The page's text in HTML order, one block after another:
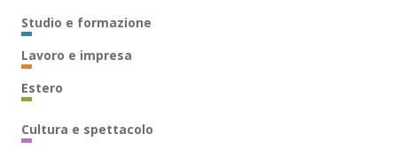
Studio e formazione
Lavoro e impresa
Estero
Cultura e spettacolo